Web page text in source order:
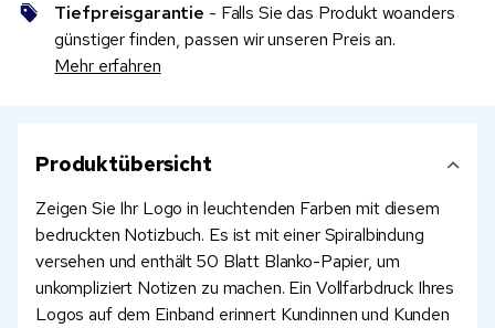
Tiefpreisgarantie - Falls Sie das Produkt woanders
günstiger finden, passen wir unseren Preis an.
Mehr erfahren
Produktübersicht
Zeigen Sie Ihr Logo in leuchtenden Farben mit diesem
bedruckten Notizbuch. Es ist mit einer Spiralbindung
versehen und enthält 50 Blatt Blanko-Papier, um
unkompliziert Notizen zu machen. Ein Vollfarbdruck Ihres
Logos auf dem Einband erinnert Kundinnen und Kunden